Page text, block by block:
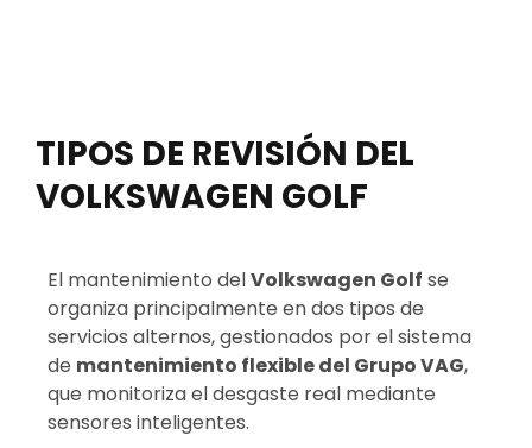
TIPOS DE REVISIÓN DEL
VOLKSWAGEN GOLF
El mantenimiento delVolkswagen Golf se
organiza principalmente en dos tipos de
servicios alternos, gestionados por el sistema
de mantenimiento flexible del Grupo VAG,
que monitoriza el desgaste real mediante
sensores inteligentes.